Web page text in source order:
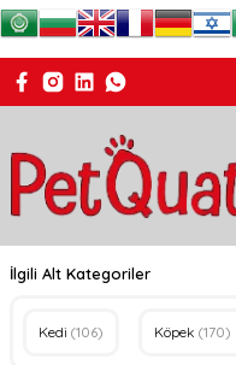
İlgili Alt Kategoriler
Kedi (106) Köpek (170)